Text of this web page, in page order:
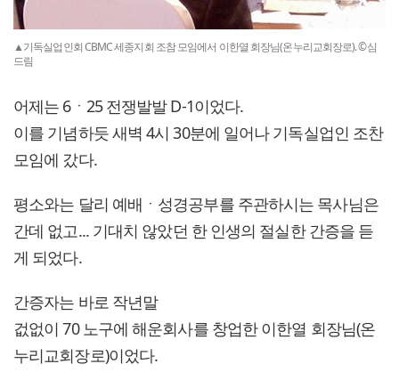
▲기독실업인회 CBMC 세종지회 조참 모임에서 이한열 회장님(온누리교회장로). ©심
드림
어제는 6ㆍ25 전쟁발발 D-1이었다.
이를 기념하듯 새벽 4시 30분에 일어나 기독실업인 조찬
모임에 갔다.
평소와는 달리 예배ㆍ성경공부를 주관하시는 목사님은
간데 없고... 기대치 않았던 한 인생의 절실한 간증을 듣
게 되었다.
간증자는 바로 작년말
겂없이 70 노구에 해운회사를 창업한 이한열 회장님(온
누리교회장로)이었다.